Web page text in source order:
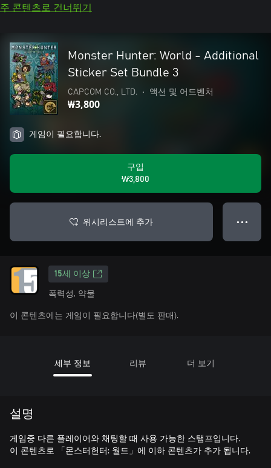
주 콘텐츠로 건너뛰기
Monster Hunter: World - Additional
Sticker Set Bundle 3
CAPCOM CO., LTD. • 액션 및 어드벤처
₩3,800
게임이 필요합니다.
구입
₩3,800
위시리스트에 추가 ● ● ●
15세 이상
폭력성, 약물
이 콘텐츠에는 게임이 필요합니다(별도 판매).
세부 정보 리뷰 더 보기
설명
게임중 다른 플레이어와 채팅할 때 사용 가능한 스탬프입니다.
이 콘텐츠로 「몬스터헌터: 월드」에 이하 콘텐츠가 추가 됩니다.